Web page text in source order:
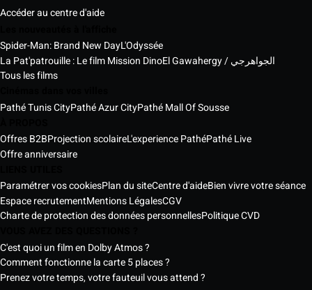
Accéder au centre d'aide
Spider-Man: Brand New DayL'Odyssée
La Pat'patrouille : Le film Mission Dino
El Gawahergy / الجواهرجي
Tous les films
Pathé Tunis CityPathé Azur CityPathé Mall Of Sousse
Offres B2BProjection scolaireL'experience PathéPathé Live
Offre anniversaire
Paramétrer vos cookiesPlan du siteCentre d'aideBien vivre votre séance
Espace recrutementMentions LégalesCGV
Charte de protection des données personnellesPolitique CVD
C'est quoi un film en Dolby Atmos ?
Comment fonctionne la carte 5 places ?
Prenez votre temps, votre fauteuil vous attend ?